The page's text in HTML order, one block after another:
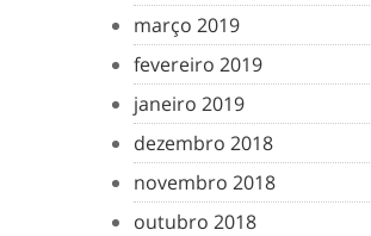
março 2019
fevereiro 2019
janeiro 2019
dezembro 2018
novembro 2018
outubro 2018